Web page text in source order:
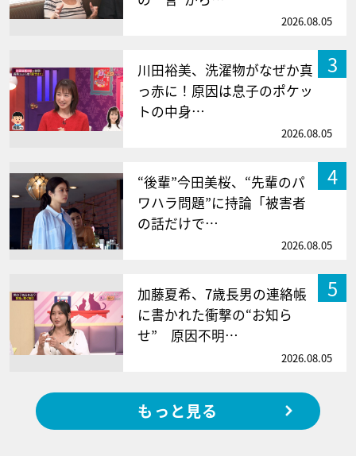
2026.08.05
3
川田裕美、洗濯物がなぜか真
っ赤に！原因は息子のポケッ
トの中身…
2026.08.05
4
“後輩”今田美桜、“先輩のパ
ワハラ問題”に持論「被害者
の話だけで…
2026.08.05
5
加藤夏希、7歳長男の連絡帳
に書かれた衝撃の“お知ら
せ” 原因不明…
2026.08.05
もっと見る